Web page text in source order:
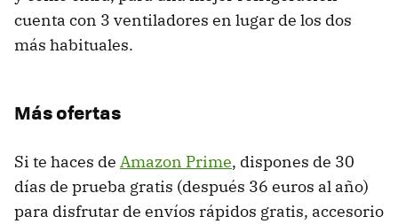
cuenta con 3 ventiladores en lugar de los dos
más habituales.
Más ofertas
Si te haces de Amazon Prime, dispones de 30
días de prueba gratis (después 36 euros al año)
para disfrutar de envíos rápidos gratis, accesorio